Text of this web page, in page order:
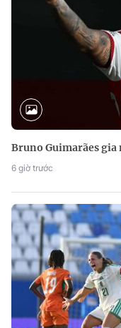
Bruno Guimarães
6 giờ trước